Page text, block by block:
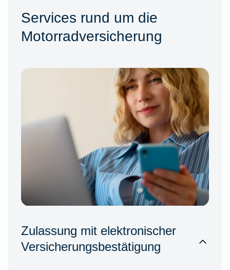
Services rund um die
Motorradversicherung
Zulassung mit elektronischer
Versicherungsbestätigung